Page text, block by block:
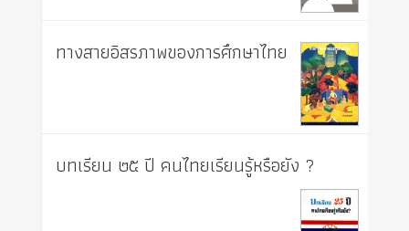
ทางสายอิสรภาพของการศึกษาไทย
บทเรียน ๒๕ ปี คนไทยเรียนรู้หรือยัง ?